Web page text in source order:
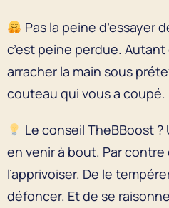
Pas la peine d’essayer
c’est peine perdue.
arracher la main sous
couteau qui vous a coupé.
Le conseil TheBBoost
en venir à bout. Par
l’apprivoiser. De le
défoncer. Et de se